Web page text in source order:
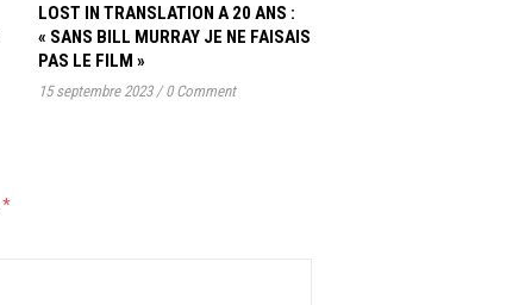
LOST IN TRANSLATION A 20 ANS :
« SANS BILL MURRAY JE NE FAISAIS
PAS LE FILM »
15 septembre 2023 / 0 Comment
*